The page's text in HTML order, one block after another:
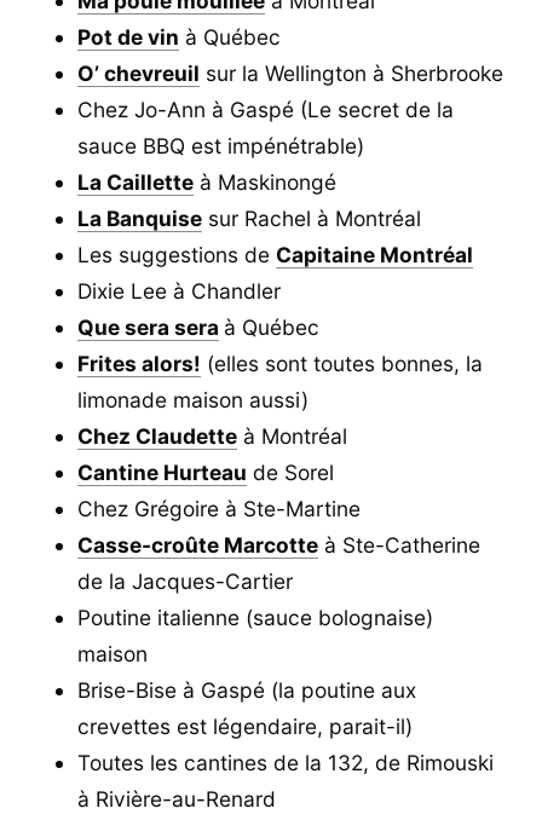
Pot de vin à Québec
O’ chevreuil sur la Wellington à Sherbrooke
Chez Jo-Ann à Gaspé (Le secret de la
sauce BBQ est impénétrable)
La Caillette à Maskinongé
La Banquise sur Rachel à Montréal
Les suggestions de Capitaine Montréal
Dixie Lee à Chandler
Que sera sera à Québec
Frites alors! (elles sont toutes bonnes, la
limonade maison aussi)
Chez Claudette à Montréal
Cantine Hurteau de Sorel
Chez Grégoire à Ste-Martine
Casse-croûte Marcotte à Ste-Catherine
de la Jacques-Cartier
Poutine italienne (sauce bolognaise)
maison
Brise-Bise à Gaspé (la poutine aux
crevettes est légendaire, parait-il)
Toutes les cantines de la 132, de Rimouski
à Rivière-au-Renard